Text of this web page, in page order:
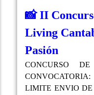
📸 II
Living
Pasión
CONCURSO
LIMITE ENVIO DE